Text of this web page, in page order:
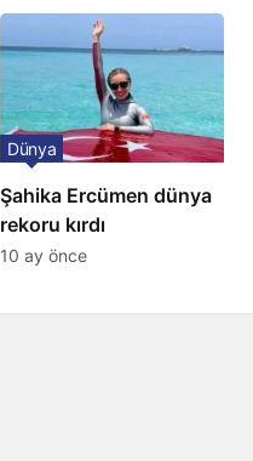
Şahika Ercümen dünya
rekoru kırdı
Dünya
10 ay önce